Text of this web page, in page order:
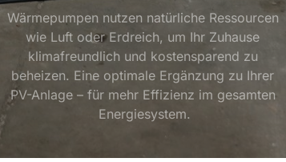
Wärmepumpen nutzen natürliche Ressourcen
wie Luft oder Erdreich, um Ihr Zuhause
klimafreundlich und kostensparend zu
beheizen. Eine optimale Ergänzung zu Ihrer
PV-Anlage – für mehr Effizienz im gesamten
Energiesystem.